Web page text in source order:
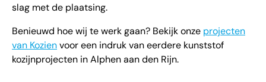
slag met de plaatsing.
Benieuwd hoe wij te werk gaan? Bekijk onze projecten
van Kozienvoor een indruk van eerdere kunststof
kozijnprojecten in Alphen aan den Rijn.